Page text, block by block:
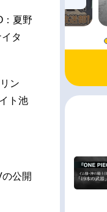
：夏野
タ
ン
ト池
公開